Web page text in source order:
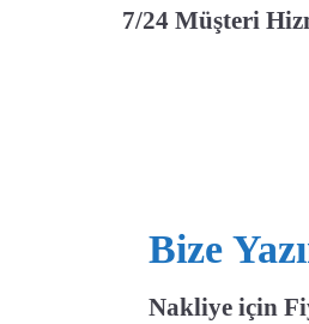
7/24 Müşteri
Bize
Nakliye için